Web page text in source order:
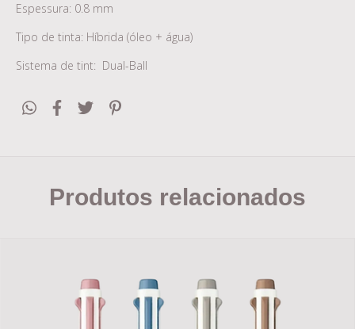
Espessura: 0.8 mm
Tipo de tinta: Híbrida (óleo + água)
Sistema de tint: Dual-Ball
Produtos relacionados